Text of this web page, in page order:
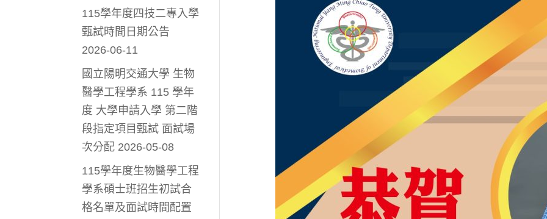
115學年度四技二專入學
甄試時間日期公告
2026-06-11
國立陽明交通大學 生物
醫學工程學系 115 學年
度 大學申請入學 第二階
段指定項目甄試 面試場
次分配 2026-05-08
115學年度生物醫學工程
學系碩士班招生初試合
格名單及面試時間配置